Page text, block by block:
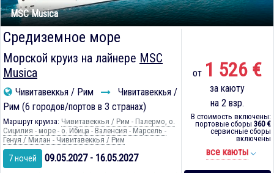
MSC Musica
Средиземное море
Морской круиз на лайнере MSC
Musica
Чивитавеккья / Рим
Чивитавеккья /
Рим (6 городов/портов в 3 странах)
Маршрут круиза: Чивитавеккья / Рим - Палермо, о.
Сицилия - море - о. Ибица - Валенсия - Марсель -
Генуя / Милан - Чивитавеккья / Рим
7 ночей 09.05.2027 - 16.05.2027
от 1 526 €
за каюту
на 2 взр.
В стоимость включены:
портовые сборы 360 €
сервисные сборы
включены
все каюты